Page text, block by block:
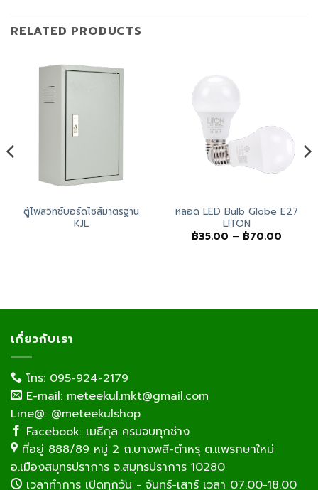
RELATED PRODUCTS
ตู้ไฟสวิทช์บอร์ดไซส์มาตรฐาน
KJL
หลอด LED Bulb Globe E27
LITON
฿35.00 – ฿70.00
เกี่ยวกับเรา
โทร: 095-924-2179
E-mail: meteekul.mkt@gmail.com
Line@: @meteekulshop
Facebook: เมธีกุล ครบจบทุกช่าง
ที่อยู่ 888/89 หมู่ 2 ถ.บางพลี-ตำหรุ ต.แพรกษาใหม่
อ.เมืองสมุทรปราการ จ.สมุทรปราการ 10280
เวลาทำการ เปิดทุกวัน - จันทร์-เสาร์ เวลา 07.00-18.00